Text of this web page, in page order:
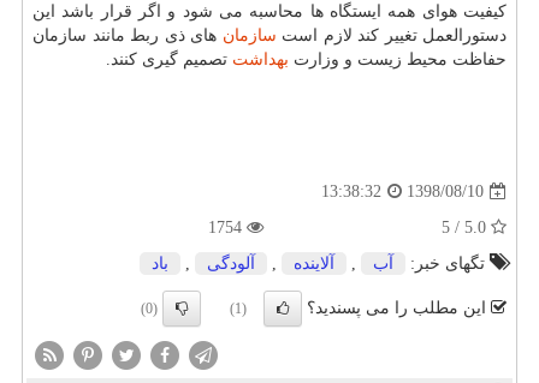
كیفیت هوای همه ایستگاه ها محاسبه می شود و اگر قرار باشد این
دستورالعمل تغییر كند لازم است سازمان های ذی ربط مانند سازمان
حفاظت محیط زیست و وزارت بهداشت تصمیم گیری كنند.
1398/08/10
13:38:32
تگهای خبر:
آب , آلاینده , آلودگی , باد
این مطلب را می پسندید؟ (1)
(0)